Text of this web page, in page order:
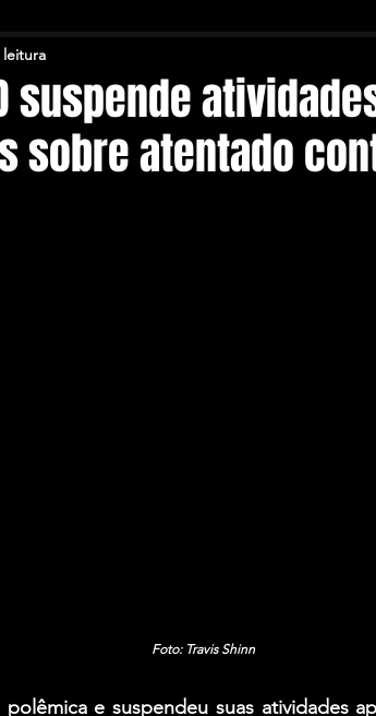
suspende
sobre atentado
Foto: Travis Shinn
e suspendeu suas atividades